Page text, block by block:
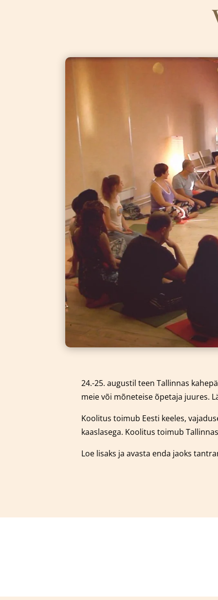
24.-25. augustil teen Tallinnas
meie või mõneteise õpetaja juures.
Koolitus toimub Eesti keeles,
kaaslasega. Koolitus toimub
Loe lisaks ja avasta enda jaoks